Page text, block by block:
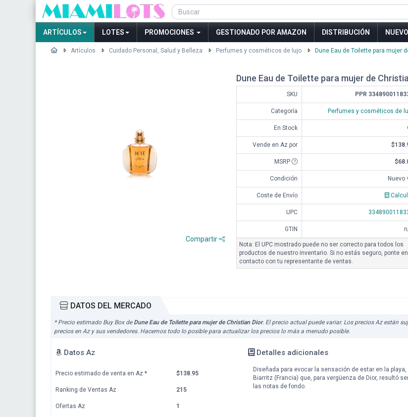
ARTÍCULOS LOTES PROMOCIONES GESTIONADO POR AMAZON DISTRIBUCIÓN NUEVO
Artículos Cuidado Personal, Salud y Belleza Perfumes y cosméticos de lujo Dune Eau de Toilette para mujer
Compartir
Dune Eau de Toilette para mujer de
SKU PPR
Categoría Perfumes y cosméticos de
En Stock
Vende en Az por
MSRP
Condición Nuevo
Coste de Envío
UPC
GTIN
Nota: El UPC mostrado puede no ser correcto para todos los
productos de nuestro inventario. Si no estás seguro, ponte en
contacto con tu representante de ventas.
DATOS DEL MERCADO
* Precio estimado Buy Box de Dune Eau de Toilette para mujer de Christian Dior. El precio actual puede variar. Los precios Az están
precios en Az y sus vendedores. Hacemos todo lo posible para actualizar los precios lo más a menudo posible.
Datos Az
Precio estimado de venta en Az * $138.95
Ranking de Ventas Az 215
Ofertas Az 1
Detalles adicionales
Diseñada para evocar la sensación de estar en la
Biarritz (Francia) que, para vergüenza de Dior, resultó
las notas de fondo.